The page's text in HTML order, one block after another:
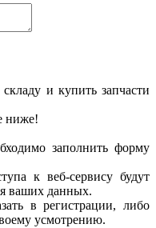
и купить запчасти
ниже!
заполнить форму
к веб-сервису будут
ваших данных.
в регистрации, либо
усмотрению.